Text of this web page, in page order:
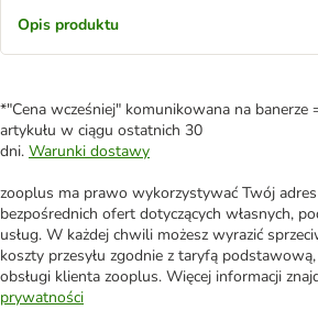
Opis produktu
*"Cena wcześniej" komunikowana na banerze
artykułu w ciągu ostatnich 30
dni. Warunki dostawy
zooplus ma prawo wykorzystywać Twój
bezpośrednich ofert dotyczących własnych,
usług. W każdej chwili możesz wyrazić
koszty przesyłu zgodnie z taryfą
obsługi klienta zooplus. Więcej informacji
prywatności